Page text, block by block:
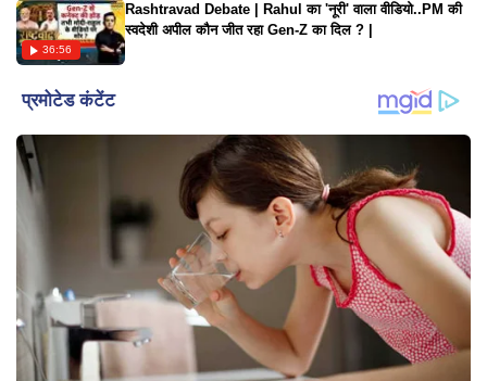
36:56
Rashtravad Debate | Rahul का 'नूरी' वाला वीडियो..PM की
स्वदेशी अपील कौन जीत रहा Gen-Z का दिल ? |